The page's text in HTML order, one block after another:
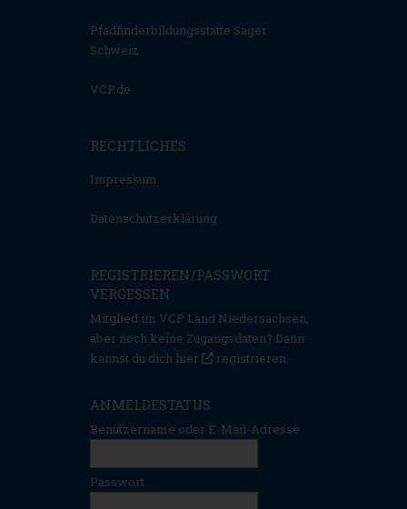
Pfadfinderbildungsstätte Sager
Schweiz
VCP.de
RECHTLICHES
Impressum
Datenschutzerklärung
REGISTRIEREN/PASSWORT
VERGESSEN
Mitglied im VCP Land Niedersachsen,
aber noch keine Zugangsdaten? Dann
kannst du dich hier
registrieren
ANMELDESTATUS
Benutzername oder E-Mail-Adresse
Passwort